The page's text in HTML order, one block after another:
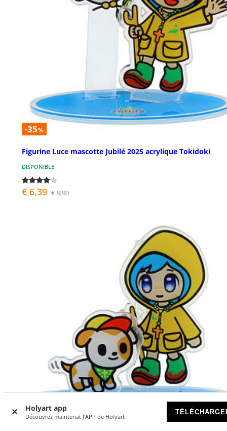
Holyart app
Découvrez maintenat l'APP de Holyart
-35%
Figurine Luce mascotte Jubilé 2025 acrylique Tokidoki
DISPONIBLE
€ 6,39 € 9,90